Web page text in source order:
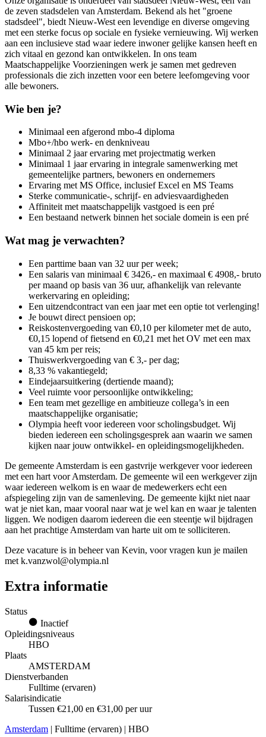
de zeven stadsdelen van Amsterdam. Bekend als het "groene
stadsdeel", biedt Nieuw-West een levendige en diverse omgeving
met een sterke focus op sociale en fysieke vernieuwing. Wij werken
aan een inclusieve stad waar iedere inwoner gelijke kansen heeft en
zich vitaal en gezond kan ontwikkelen. In ons team
Maatschappelijke Voorzieningen werk je samen met gedreven
professionals die zich inzetten voor een betere leefomgeving voor
alle bewoners.
Wie ben je?
Minimaal een afgerond mbo-4 diploma
Mbo+/hbo werk- en denkniveau
Minimaal 2 jaar ervaring met projectmatig werken
Minimaal 1 jaar ervaring in integrale samenwerking met
gemeentelijke partners, bewoners en ondernemers
Ervaring met MS Office, inclusief Excel en MS Teams
Sterke communicatie-, schrijf- en adviesvaardigheden
Affiniteit met maatschappelijk vastgoed is een pré
Een bestaand netwerk binnen het sociale domein is een pré
Wat mag je verwachten?
Een parttime baan van 32 uur per week;
Een salaris van minimaal € 3426,- en maximaal € 4908,- bruto
per maand op basis van 36 uur, afhankelijk van relevante
werkervaring en opleiding;
Een uitzendcontract van een jaar met een optie tot verlenging!
Je bouwt direct pensioen op;
Reiskostenvergoeding van €0,10 per kilometer met de auto,
€0,15 lopend of fietsend en €0,21 met het OV met een max
van 45 km per reis;
Thuiswerkvergoeding van € 3,- per dag;
8,33 % vakantiegeld;
Eindejaarsuitkering (dertiende maand);
Veel ruimte voor persoonlijke ontwikkeling;
Een team met gezellige en ambitieuze collega’s in een
maatschappelijke organisatie;
Olympia heeft voor iedereen voor scholingsbudget. Wij
bieden iedereen een scholingsgesprek aan waarin we samen
kijken naar jouw ontwikkel- en opleidingsmogelijkheden.
De gemeente Amsterdam is een gastvrije werkgever voor iedereen
met een hart voor Amsterdam. De gemeente wil een werkgever zijn
waar iedereen welkom is en waar de medewerkers echt een
afspiegeling zijn van de samenleving. De gemeente kijkt niet naar
wat je niet kan, maar vooral naar wat je wel kan en waar je talenten
liggen. We nodigen daarom iedereen die een steentje wil bijdragen
aan het prachtige Amsterdam van harte uit om te solliciteren.
Deze vacature is in beheer van Kevin, voor vragen kun je mailen
met k.vanzwol@olympia.nl
Extra informatie
Status
Inactief
Opleidingsniveaus
HBO
Plaats
AMSTERDAM
Dienstverbanden
Fulltime (ervaren)
Salarisindicatie
Tussen €21,00 en €31,00 per uur
Amsterdam | Fulltime (ervaren) | HBO